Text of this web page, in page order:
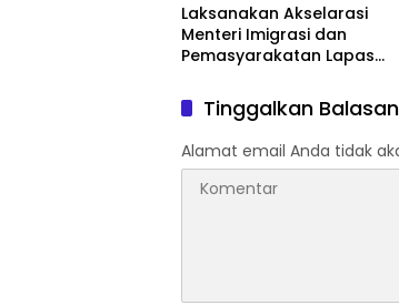
pungutan liar dan narkoba
(Halinar).
Laksanakan Akselarasi
Menteri Imigrasi dan
Pemasyarakatan Lapas
Geledah Lagi Kamar Hunian
Tinggalkan Balasan
Alamat email Anda tidak